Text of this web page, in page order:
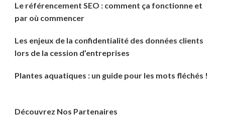
Le référencement SEO : comment ça fonctionne et
par où commencer
Les enjeux de la confidentialité des données clients
lors de la cession d’entreprises
Plantes aquatiques : un guide pour les mots fléchés !
Découvrez Nos Partenaires